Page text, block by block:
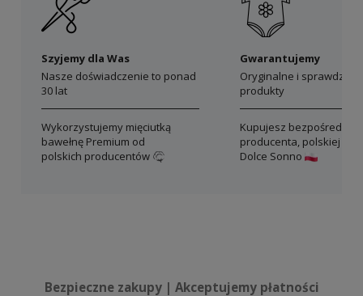
Szyjemy dla Was
Nasze doświadczenie to ponad
30 lat
Wykorzystujemy mięciutką
bawełnę Premium od
polskich producentów
Gwarantujemy
Oryginalne i sprawdzone
produkty
Kupujesz bezpośrednio
producenta, polskiej
Dolce Sonno
Bezpieczne zakupy | Akceptujemy płatności